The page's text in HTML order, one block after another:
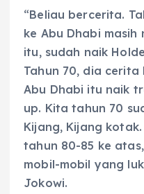
“Beliau bercerita.
ke Abu Dhabi
itu, sudah naik
Tahun 70, dia
Abu Dhabi itu naik
up. Kita tahun 70
Kijang, Kijang
tahun 80-85 ke
mobil-mobil yang
Jokowi.